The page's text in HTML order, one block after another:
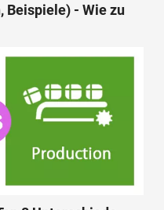
Beispiele) - Wie zu